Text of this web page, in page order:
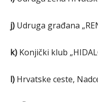
j) Udruga građana
k) Konjički klub
l) Hrvatske ceste,